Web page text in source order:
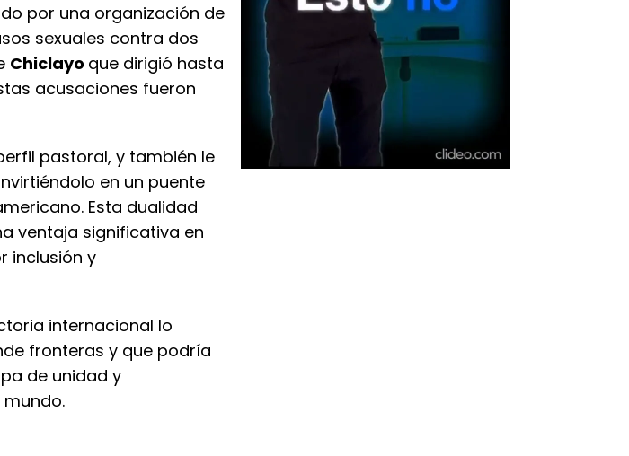
por una organización de
sexuales contra dos
Chiclayo que dirigió hasta
acusaciones fueron
pastoral, y también le
en un puente
Esta dualidad
ventaja significativa en
inclusión y
internacional lo
fronteras y que podría
de unidad y